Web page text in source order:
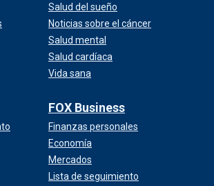
Salud del sueño
Noticias sobre el cáncer
Salud mental
Salud cardíaca
Vida sana
FOX Business
Finanzas personales
Economía
Mercados
Lista de seguimiento